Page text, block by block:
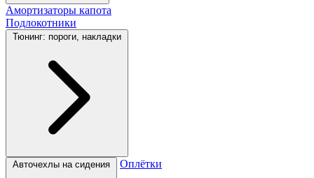
Амортизаторы капота
Подлокотники
Тюнинг: пороги, накладки
Авточехлы на сидения Оплётки